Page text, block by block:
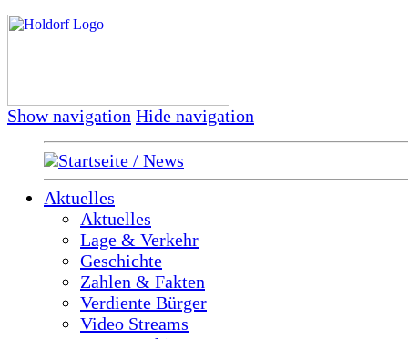
Show navigation Hide navigation
Startseite / News
Aktuelles
Aktuelles
Lage & Verkehr
Geschichte
Zahlen & Fakten
Verdiente Bürger
Video Streams